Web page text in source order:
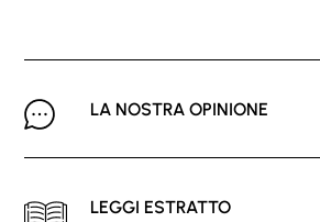
LA NOSTRA OPINIONE
LEGGI ESTRATTO